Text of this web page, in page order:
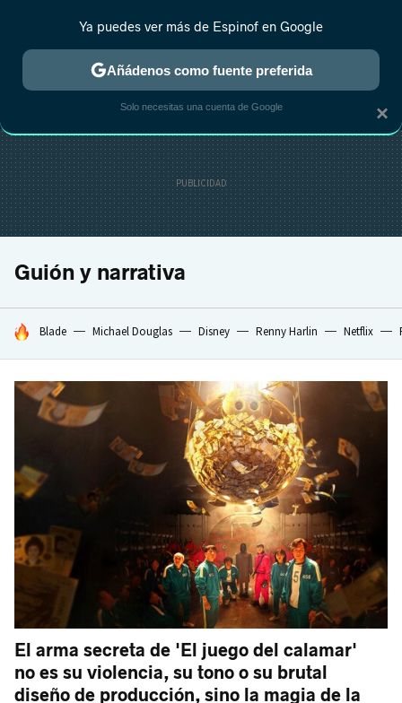
MENÚ NUEVO
ESTRENOS REALITY ANIME RANKINGS CINE
Guión y narrativa
HOY SE HABLA DE
Blade Michael Douglas Disney Renny Harlin Netflix
El arma secreta de 'El juego del calamar'
no es su violencia, su tono o su brutal
diseño de producción, sino la magia de la
×
Ya puedes ver más de Espinof en Google
Añádenos como fuente preferida
Solo necesitas una cuenta de Google